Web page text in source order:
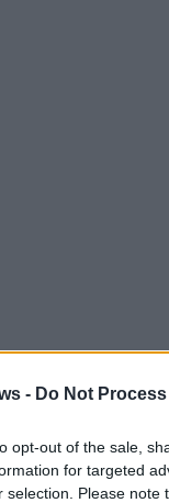
- Do Not
opt-out of the sale,
for targeted
selection. Please